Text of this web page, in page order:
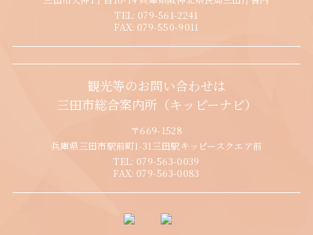
TEL: 079-561-2241
FAX: 079-550-9011
観光等のお問い合わせは
三田市総合案内所（キッピーナビ）
〒669-1528
兵庫県三田市駅前町1-31三田駅キッピースクエア前
TEL: 079-563-0039
FAX: 079-563-0083